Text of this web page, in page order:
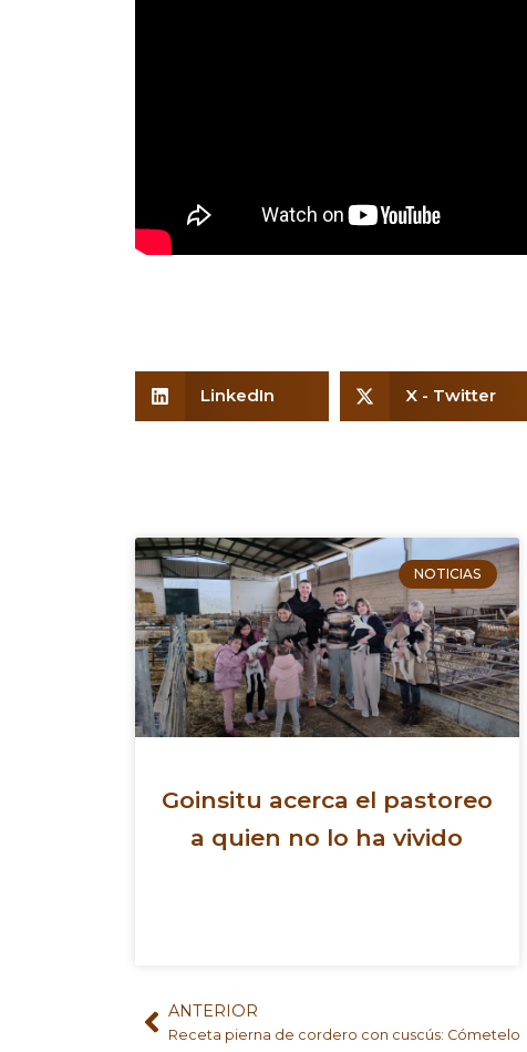
LinkedIn X - Twitter
NOTICIAS
Goinsitu acerca el pastoreo
a quien no lo ha vivido
AntANTERIOR
Receta pierna de cordero con cuscús: Cómetelo